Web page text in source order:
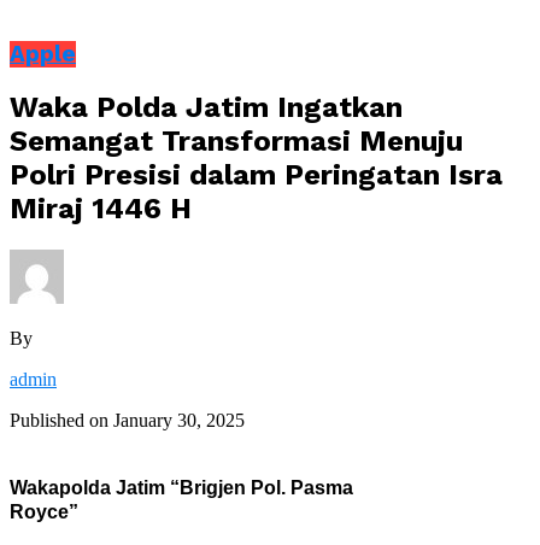
Apple
Waka Polda Jatim Ingatkan
Semangat Transformasi Menuju
Polri Presisi dalam Peringatan Isra
Miraj 1446 H
By
admin
Published on January 30, 2025
Wakapolda Jatim “Brigjen Pol. Pasma
Royce”